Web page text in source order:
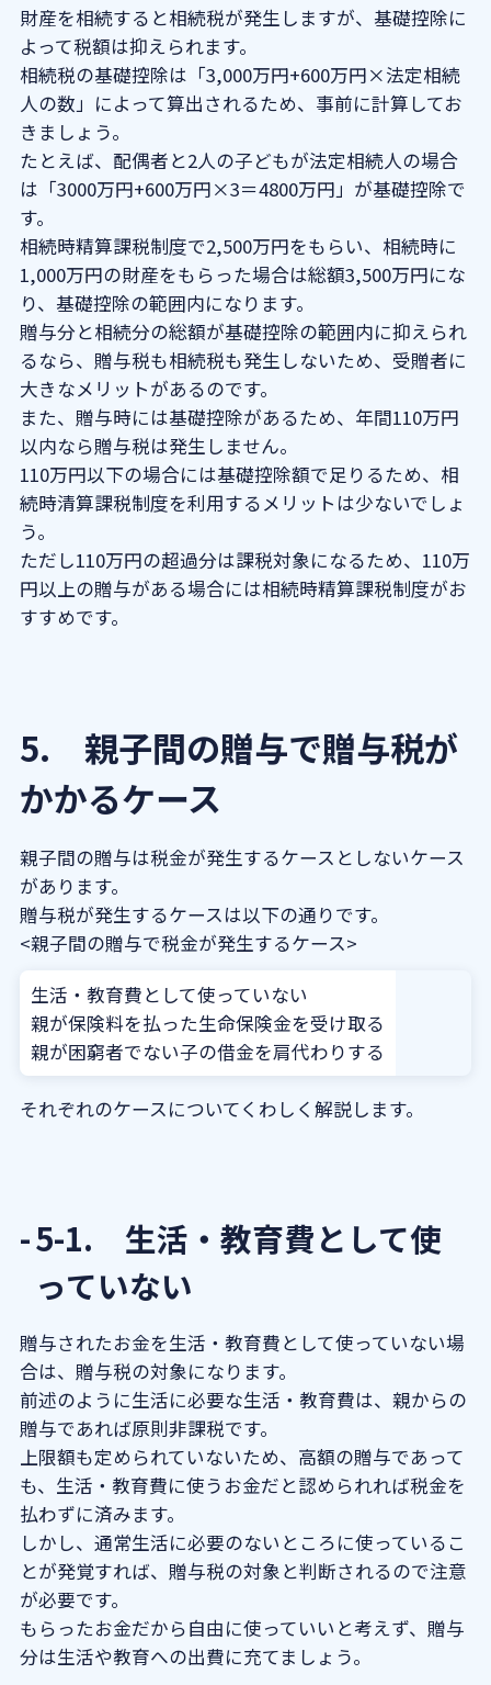
財産を相続すると相続税が発生しますが、基礎控除に
よって税額は抑えられます。
相続税の基礎控除は「3,000万円+600万円×法定相続
人の数」によって算出されるため、事前に計算してお
きましょう。
たとえば、配偶者と2人の子どもが法定相続人の場合
は「3000万円+600万円×3＝4800万円」が基礎控除で
す。
相続時精算課税制度で2,500万円をもらい、相続時に
1,000万円の財産をもらった場合は総額3,500万円にな
り、基礎控除の範囲内になります。
贈与分と相続分の総額が基礎控除の範囲内に抑えられ
るなら、贈与税も相続税も発生しないため、受贈者に
大きなメリットがあるのです。
また、贈与時には基礎控除があるため、年間110万円
以内なら贈与税は発生しません。
110万円以下の場合には基礎控除額で足りるため、相
続時清算課税制度を利用するメリットは少ないでしょ
う。
ただし110万円の超過分は課税対象になるため、110万
円以上の贈与がある場合には相続時精算課税制度がお
すすめです。
5. 親子間の贈与で贈与税が
かかるケース
親子間の贈与は税金が発生するケースとしないケース
があります。
贈与税が発生するケースは以下の通りです。
<親子間の贈与で税金が発生するケース>
生活・教育費として使っていない
親が保険料を払った生命保険金を受け取る
親が困窮者でない子の借金を肩代わりする
それぞれのケースについてくわしく解説します。
5-1. 生活・教育費として使
っていない
贈与されたお金を生活・教育費として使っていない場
合は、贈与税の対象になります。
前述のように生活に必要な生活・教育費は、親からの
贈与であれば原則非課税です。
上限額も定められていないため、高額の贈与であって
も、生活・教育費に使うお金だと認められれば税金を
払わずに済みます。
しかし、通常生活に必要のないところに使っているこ
とが発覚すれば、贈与税の対象と判断されるので注意
が必要です。
もらったお金だから自由に使っていいと考えず、贈与
分は生活や教育への出費に充てましょう。